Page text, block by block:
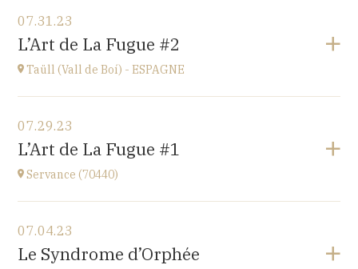
Escalarre (La Guingueta d'Àneu) - ESPAGNE
église
at21H00
07.31.23
L’Art de La Fugue #2
Taüll (Vall de Boí) - ESPAGNE
Taüll (Vall de Boí) - ESPAGNE
église
at21H00
07.29.23
L’Art de La Fugue #1
Servance (70440)
Eglise de Servance
at17H
07.04.23
Le Syndrome d’Orphée